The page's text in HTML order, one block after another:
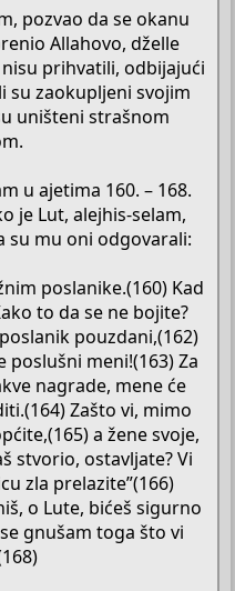
pozvao da se okanu
Allahovo, dželle
prihvatili, odbijajući
su zaokupljeni svojim
uništeni strašnom
u ajetima 160. – 168.
je Lut, alejhis-selam,
su mu oni odgovarali:
poslanike.(160) Kad
to da se ne bojite?
pouzdani,(162)
meni!(163) Za
nagrade, mene će
Zašto vi, mimo
a žene svoje,
stvorio, ostavljate? Vi
zla prelazite”(166)
o Lute, bićeš sigurno
se gnušam toga što vi